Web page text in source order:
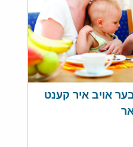
אויב איר קענט